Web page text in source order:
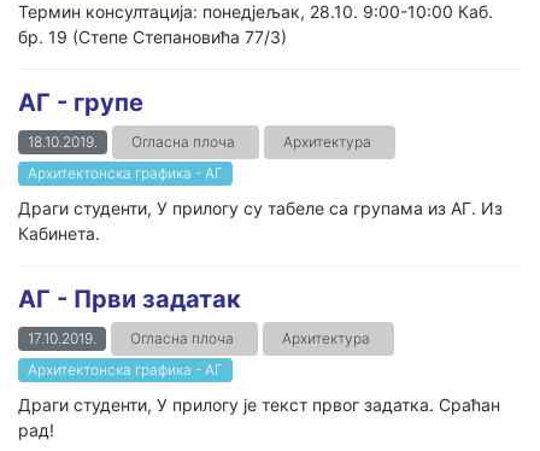
Термин консултација: понедјељак, 28.10. 9:00-10:00 Каб.
бр. 19 (Степе Степановића 77/3)
AГ - групе
18.10.2019. Огласна плоча
Архитектура
Архитектонска графика - АГ
Драги студенти, У прилогу су табеле са групама из АГ. Из
Кабинета.
АГ - Први задатак
17.10.2019. Огласна плоча
Архитектура
Архитектонска графика - АГ
Драги студенти, У прилогу је текст првог задатка. Сраћан
рад!